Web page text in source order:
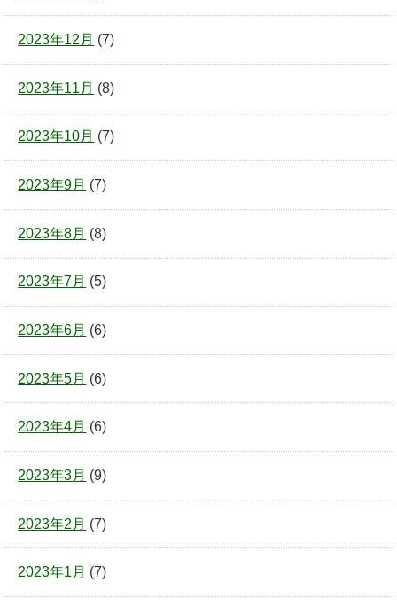
2023年12月 (7)
2023年11月 (8)
2023年10月 (7)
2023年9月 (7)
2023年8月 (8)
2023年7月 (5)
2023年6月 (6)
2023年5月 (6)
2023年4月 (6)
2023年3月 (9)
2023年2月 (7)
2023年1月 (7)